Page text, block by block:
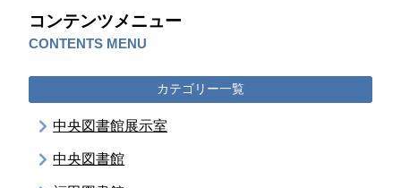
コンテンツメニュー
CONTENTS MENU
カテゴリー一覧
中央図書館展示室
中央図書館